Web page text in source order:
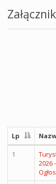
Lp
1
2026 -